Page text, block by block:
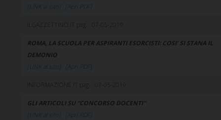
[LINK al sito]
[Apri PDF]
ROMA, LA SCUOLA PER ASPIRANTI ESORCISTI: COSI’ SI STANA IL
DEMONIO
[LINK al sito]
[Apri PDF]
GLI ARTICOLI SU “CONCORSO DOCENTI”
[LINK al sito]
[Apri PDF]